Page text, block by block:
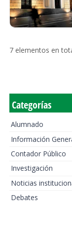
7 elementos en
Categorías
Alumnado
Información
Contador Público
Investigación
Noticias
Debates